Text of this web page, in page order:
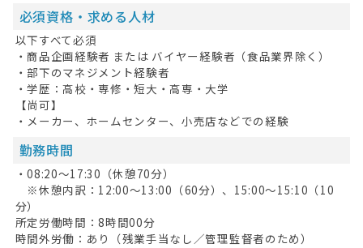
必須資格・求める人材
以下すべて必須
・商品企画経験者 または バイヤー経験者（食品業界除く）
・部下のマネジメント経験者
・学歴：高校・専修・短大・高専・大学
【尚可】
・メーカー、ホームセンター、小売店などでの経験
勤務時間
・08:20〜17:30（休憩70分）
※休憩内訳：12:00〜13:00（60分）、15:00〜15:10（10
分）
所定労働時間：8時間00分
時間外労働：あり（残業手当なし／管理監督者のため）